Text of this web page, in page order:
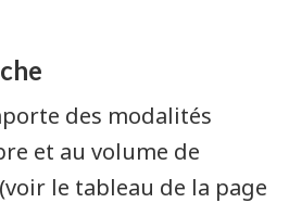
des modalités
et au volume de
le tableau de la page